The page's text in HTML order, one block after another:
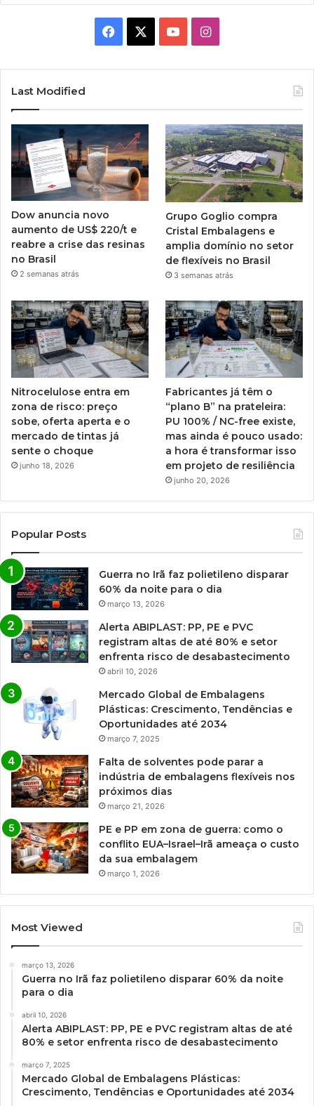
Facebook YouTubeInstagram
Last Modified
Dow anuncia novo
aumento de US$ 220/t e
reabre a crise das resinas
no Brasil
2 semanas atrás
Grupo Goglio compra
Cristal Embalagens e
amplia domínio no setor
de flexíveis no Brasil
3 semanas atrás
Nitrocelulose entra em
zona de risco: preço
sobe, oferta aperta e o
mercado de tintas já
sente o choque
junho 18, 2026
Fabricantes já têm o
“plano B” na prateleira:
PU 100% / NC-free existe,
mas ainda é pouco usado:
a hora é transformar isso
em projeto de resiliência
junho 20, 2026
Popular Posts
Guerra no Irã faz polietileno disparar
60% da noite para o dia
março 13, 2026
Alerta ABIPLAST: PP, PE e PVC
registram altas de até 80% e setor
enfrenta risco de desabastecimento
abril 10, 2026
Mercado Global de Embalagens
Plásticas: Crescimento, Tendências e
Oportunidades até 2034
março 7, 2025
Falta de solventes pode parar a
indústria de embalagens flexíveis nos
próximos dias
março 21, 2026
PE e PP em zona de guerra: como o
conflito EUA–Israel–Irã ameaça o custo
da sua embalagem
março 1, 2026
Most Viewed
março 13, 2026
Guerra no Irã faz polietileno disparar 60% da noite
para o dia
abril 10, 2026
Alerta ABIPLAST: PP, PE e PVC registram altas de até
80% e setor enfrenta risco de desabastecimento
março 7, 2025
Mercado Global de Embalagens Plásticas:
Crescimento, Tendências e Oportunidades até 2034